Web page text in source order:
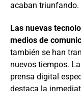
acaban triunfando.
Las nuevas
medios de
también se han
nuevos tiempos.
prensa digital
destaca la